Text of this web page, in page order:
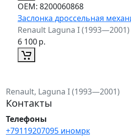
ОЕМ: 8200060868
Заслонка дроссельная
Renault Laguna I (1993—2001)
6 100р.
Renault, Laguna I (1993—2001)
Контакты
Телефоны
+79119207095 иномрк